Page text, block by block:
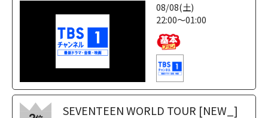
08/08(土)
22:00～01:00
SEVENTEEN WORLD TOUR [NEW_]